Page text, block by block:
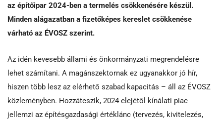
az építőipar 2024-ben a termelés csökkenésére készül.
Minden alágazatban a fizetőképes kereslet csökkenése
várható az ÉVOSZ szerint.
Az idén kevesebb állami és önkormányzati megrendelésre
lehet számítani. A magánszektornak ez ugyanakkor jó hír,
hiszen több lesz az elérhető szabad kapacitás – áll az ÉVOSZ
közleményben. Hozzáteszik, 2024 elejétől kínálati piac
jellemzi az építésgazdasági értéklánc (tervezés, kivitelezés,